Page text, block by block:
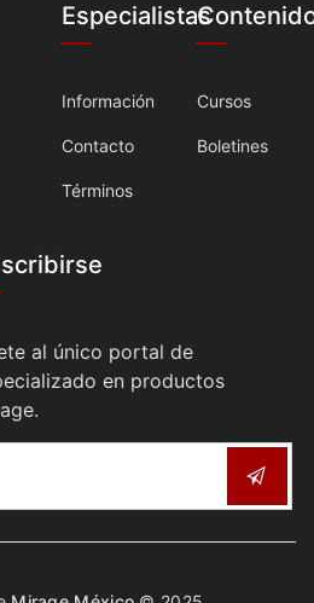
Especialistas
Información
Contacto
Términos
Cursos
Boletines
al único portal de
en productos